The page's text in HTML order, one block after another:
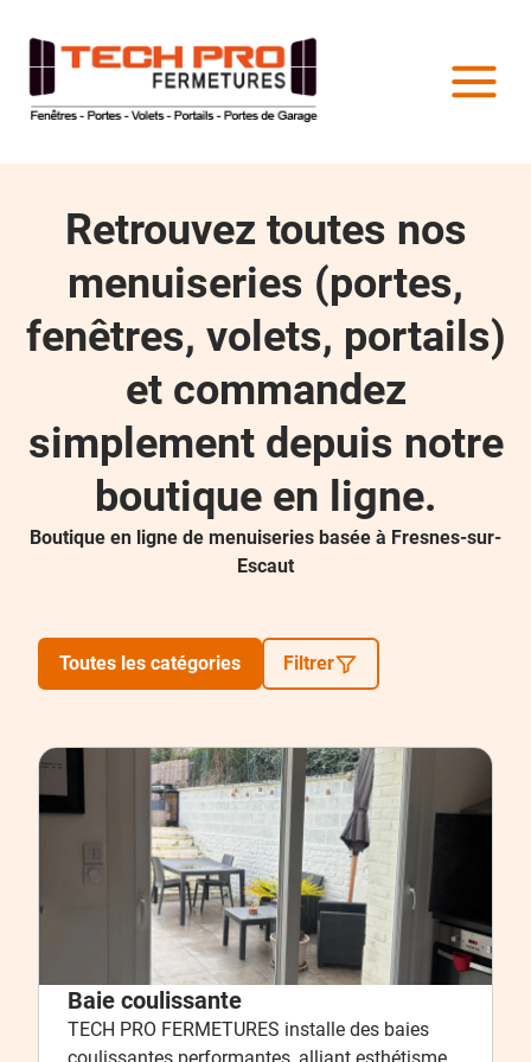
Boutique en ligne de menuiseries basée à Fresnes-sur-
Escaut
Retrouvez toutes nos
menuiseries (portes,
fenêtres, volets, portails)
et commandez
simplement depuis notre
boutique en ligne.
Toutes les catégories Filtrer
Baie coulissante
TECH PRO FERMETURES installe des baies